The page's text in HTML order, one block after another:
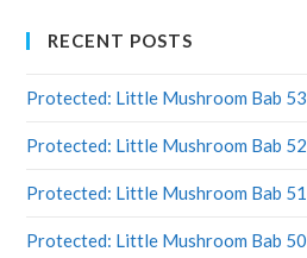
RECENT POSTS
Protected: Little Mushroom Bab 53
Protected: Little Mushroom Bab 52
Protected: Little Mushroom Bab 51
Protected: Little Mushroom Bab 50